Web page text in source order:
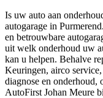
Is uw auto aan
autogarage in
en betrouwbare
uit welk onderhoud uw
kan u helpen. Behalve
Keuringen, airco
diagnose en onderhoud,
AutoFirst Johan Meure